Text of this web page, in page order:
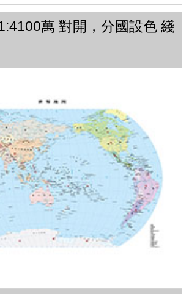
萬 對開，分國設色 綫